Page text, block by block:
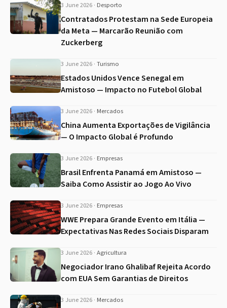
3 June 2026 · Desporto
Contratados Protestam na Sede Europeia
da Meta — Marcarão Reunião com
Zuckerberg
3 June 2026 · Turismo
Estados Unidos Vence Senegal em
Amistoso — Impacto no Futebol Global
3 June 2026 · Mercados
China Aumenta Exportações de Vigilância
— O Impacto Global é Profundo
3 June 2026 · Empresas
Brasil Enfrenta Panamá em Amistoso —
Saiba Como Assistir ao Jogo Ao Vivo
3 June 2026 · Empresas
WWE Prepara Grande Evento em Itália —
Expectativas Nas Redes Sociais Disparam
3 June 2026 · Agricultura
Negociador Irano Ghalibaf Rejeita Acordo
com EUA Sem Garantias de Direitos
3 June 2026 · Mercados